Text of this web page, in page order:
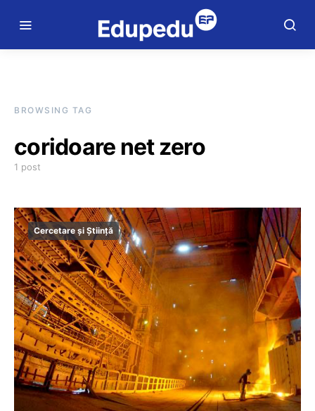
BROWSING TAG
coridoare net zero
1 post
Cercetare și Știință